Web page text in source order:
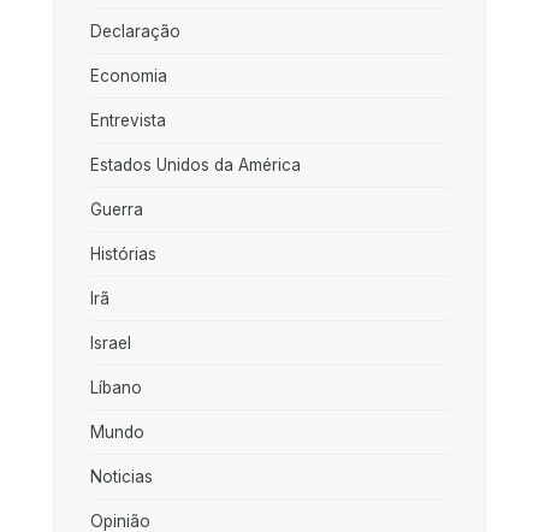
Declaração
Economia
Entrevista
Estados Unidos da América
Guerra
Histórias
Irã
Israel
Líbano
Mundo
Noticias
Opinião